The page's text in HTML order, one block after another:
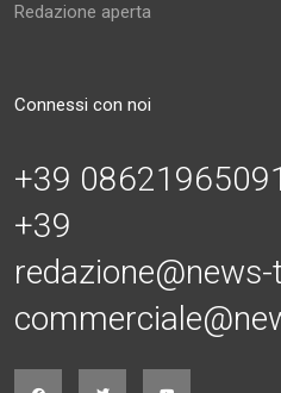
Redazione aperta
Connessi con noi
+39 08621965091
+39